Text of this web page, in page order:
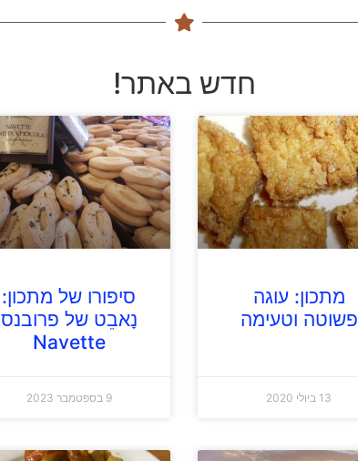
חדש באתר!
מתכון: עוגה
פשוטה וטעימה
13 ביולי 2020
סיפורו של מתכון:
נָאבֵט של פרובנס
Navette
9 בספטמבר 2023